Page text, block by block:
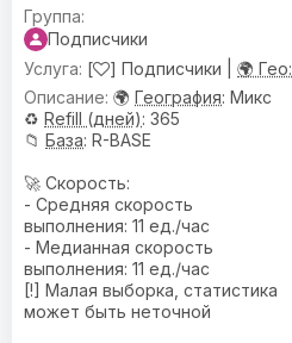
Подписчики
[
] Подписчики | 🌍 Гео:
🌍 География: Микс
♻️ Refill (дней): 365
📁 База: R-BASE
🚀 Скорость:
- Средняя скорость
выполнения: 11 ед./час
- Медианная скорость
выполнения: 11 ед./час
[!] Малая выборка, статистика
может быть неточной